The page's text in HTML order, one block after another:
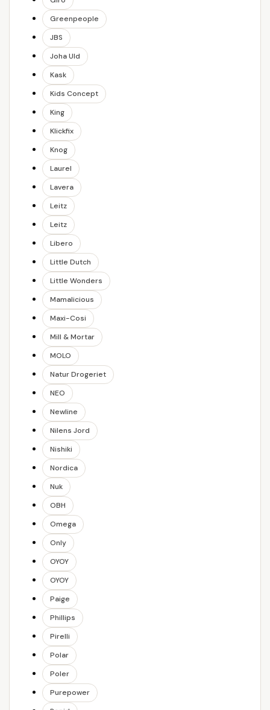
Greenpeople
JBS
Joha Uld
Kask
Kids Concept
King
Klickfix
Knog
Laurel
Lavera
Leitz
Leitz
Libero
Little Dutch
Little Wonders
Mamalicious
Maxi-Cosi
Mill & Mortar
MOLO
Natur Drogeriet
NEO
Newline
Nilens Jord
Nishiki
Nordica
Nuk
OBH
Omega
Only
OYOY
OYOY
Paige
Phillips
Pirelli
Polar
Poler
Purepower